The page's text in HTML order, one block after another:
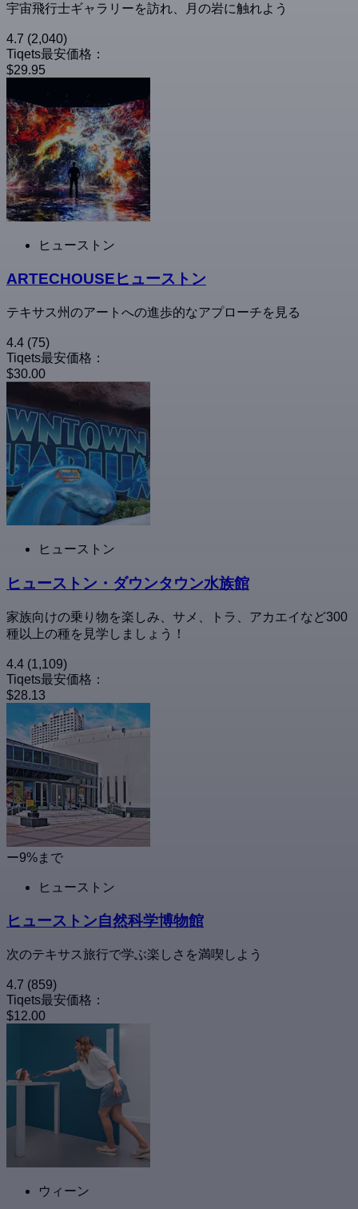
宇宙飛行士ギャラリーを訪れ、月の岩に触れよう
4.7 (2,040)
Tiqets最安価格：
$29.95
ヒューストン
ARTECHOUSEヒューストン
テキサス州のアートへの進歩的なアプローチを見る
4.4 (75)
Tiqets最安価格：
$30.00
ヒューストン
ヒューストン・ダウンタウン水族館
家族向けの乗り物を楽しみ、サメ、トラ、アカエイなど300
種以上の種を見学しましょう！
4.4 (1,109)
Tiqets最安価格：
$28.13
ー9%まで
ヒューストン
ヒューストン自然科学博物館
次のテキサス旅行で学ぶ楽しさを満喫しよう
4.7 (859)
Tiqets最安価格：
$12.00
ウィーン